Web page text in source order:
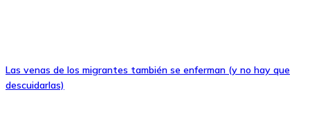
Las venas de los migrantes también se enferman (y no hay que
descuidarlas)